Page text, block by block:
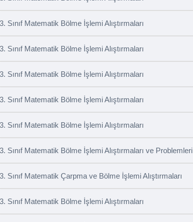
3. Sınıf Matematik Bölme İşlemi Alıştırmaları
3. Sınıf Matematik Bölme İşlemi Alıştırmaları
3. Sınıf Matematik Bölme İşlemi Alıştırmaları
3. Sınıf Matematik Bölme İşlemi Alıştırmaları
3. Sınıf Matematik Bölme İşlemi Alıştırmaları
3. Sınıf Matematik Bölme İşlemi Alıştırmaları ve Problemleri
3. Sınıf Matematik Çarpma ve Bölme İşlemi Alıştırmaları
3. Sınıf Matematik Bölme İşlemi Alıştırmaları